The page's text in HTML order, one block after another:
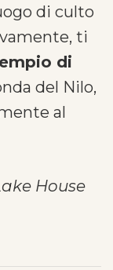
di culto
ti
di
del Nilo,
al
House